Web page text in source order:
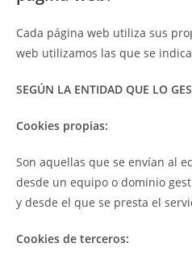
Cada página web utiliza sus
web utilizamos las que se
SEGÚN LA ENTIDAD QUE LO
Cookies propias:
Son aquellas que se envían al
desde un equipo o dominio
y desde el que se presta el
Cookies de terceros: